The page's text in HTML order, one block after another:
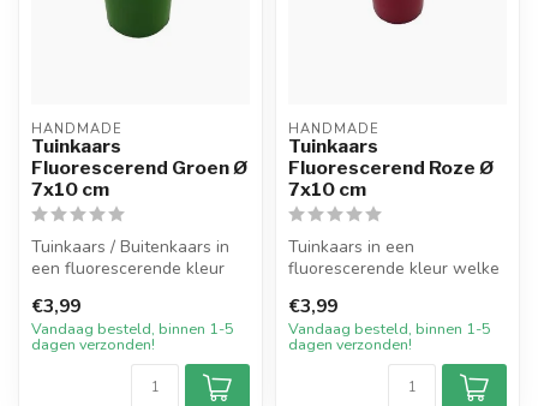
HANDMADE
Tuinkaars
Fluorescerend Groen Ø
7x10 cm
Tuinkaars / Buitenkaars in
een fluorescerende kleur
De...
€3,99
Vandaag besteld, binnen 1-5
dagen verzonden!
HANDMADE
Tuinkaars
Fluorescerend Roze Ø
7x10 cm
Tuinkaars in een
fluorescerende kleur welke
Deze kaars...
€3,99
Vandaag besteld, binnen 1-5
dagen verzonden!